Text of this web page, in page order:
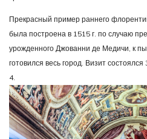
Прекрасный пример раннего
была построена в 1515 г. по случаю
урожденного Джованни де Медичи, к
готовился весь город. Визит
4.